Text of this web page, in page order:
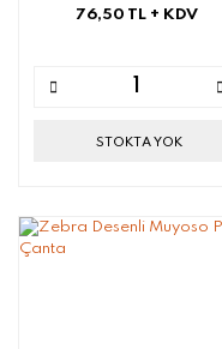
76,50 TL + KDV
STOKTA YOK